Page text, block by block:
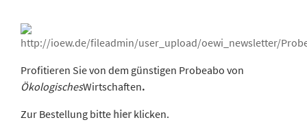
Profitieren Sie von dem günstigen Probeabo von
ÖkologischesWirtschaften.
Zur Bestellung bitte hier klicken.